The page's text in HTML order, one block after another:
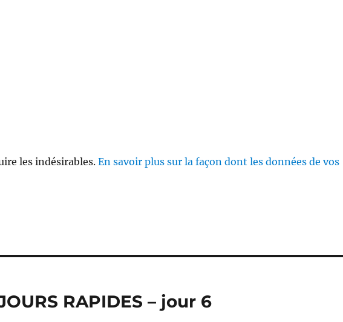
les indésirables.En savoir plus sur la façon dont les données de vos
RAPIDES – jour 6